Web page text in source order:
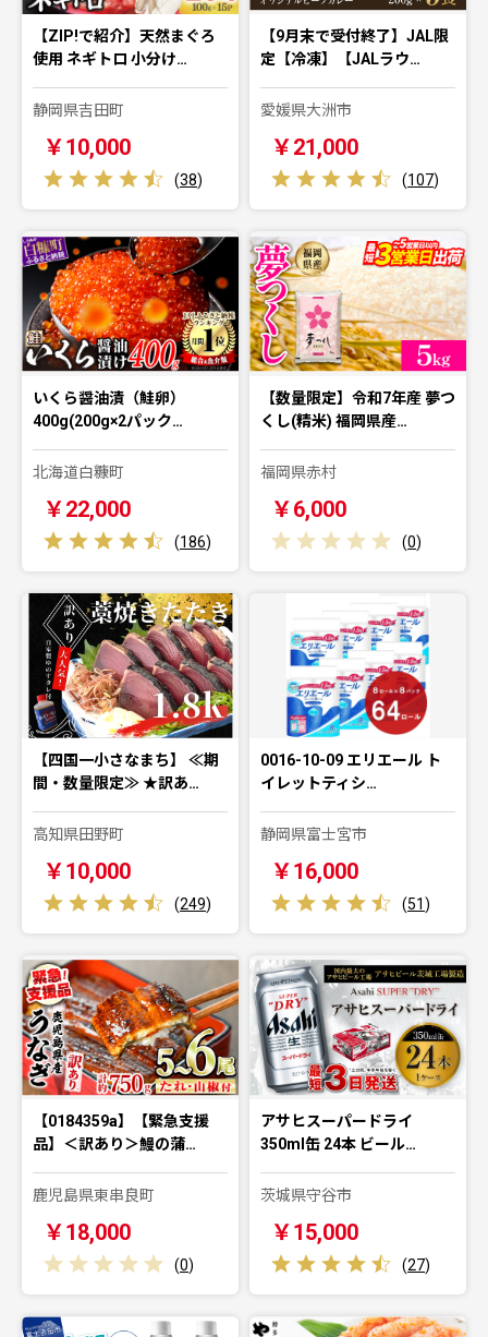
【ZIP!で紹介】天然まぐろ
使用 ネギトロ 小分け…
静岡県吉田町
￥10,000
(38)
【9月末で受付終了】JAL限
定【冷凍】【JALラウ…
愛媛県大洲市
￥21,000
(107)
いくら醤油漬（鮭卵）
400g(200g×2パック…
北海道白糠町
￥22,000
(186)
【数量限定】令和7年産 夢つ
くし(精米) 福岡県産…
福岡県赤村
￥6,000
(0)
【四国一小さなまち】 ≪期
間・数量限定≫ ★訳あ…
高知県田野町
￥10,000
(249)
0016-10-09 エリエール ト
イレットティシ…
静岡県富士宮市
￥16,000
(51)
【0184359a】【緊急支援
品】＜訳あり＞鰻の蒲…
鹿児島県東串良町
￥18,000
(0)
アサヒスーパードライ
350ml缶 24本 ビール…
茨城県守谷市
￥15,000
(27)